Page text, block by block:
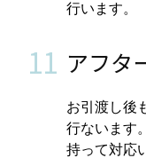
行います。
11 アフタ
お引渡し後
行ないます
持って対応